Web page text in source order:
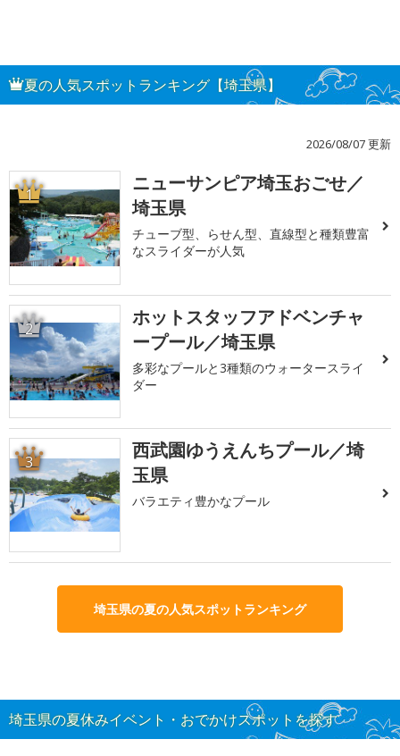
夏の人気スポットランキング【埼玉県】
2026/08/07 更新
1
ニューサンピア埼玉おごせ／
埼玉県
チューブ型、らせん型、直線型と種類豊富
なスライダーが人気
2
ホットスタッフアドベンチャ
ープール／埼玉県
多彩なプールと3種類のウォータースライ
ダー
3
西武園ゆうえんちプール／埼
玉県
バラエティ豊かなプール
埼玉県の夏の人気スポットランキング
埼玉県の夏休みイベント・おでかけスポットを探す